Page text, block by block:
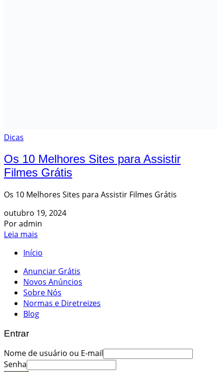
Dicas
Os 10 Melhores Sites para Assistir
Filmes Grátis
Os 10 Melhores Sites para Assistir Filmes Grátis
outubro 19, 2024
Por admin
Leia mais
Início
Anunciar Grátis
Novos Anúncios
Sobre Nós
Normas e Diretreizes
Blog
Entrar
Nome de usuário ou E-mail
Senha